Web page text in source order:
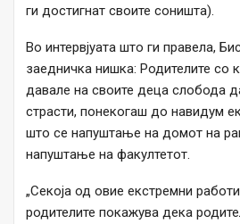
ги достигнат своите соништа).
Во интервјуата што ги правела,
заедничка нишка: Родителите со
давале на своите деца слобода
страсти, понекогаш до навидум
што се напуштање на домот на
напуштање на факултетот.
„Секоја од овие екстремни
родителите покажува дека